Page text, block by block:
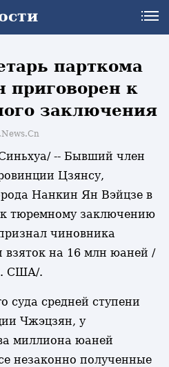
парткома
приговорен к
заключения
-- Бывший член
Цзянсу,
Нанкин Ян Вэйцзе в
тюремному заключению
чиновника
на 16 млн юаней /
США/.
средней ступени
Чжэцзян, у
миллиона юаней
незаконно полученные